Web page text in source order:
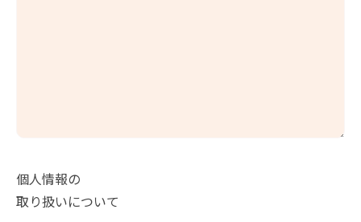
個人情報の
取り扱いについて